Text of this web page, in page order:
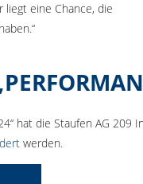
eine Chance, die
hat die Staufen AG
werden.